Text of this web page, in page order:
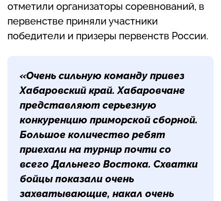
отметили организаторы соревнований, в
первенстве приняли участники
победители и призеры первенств России.
«Очень сильную команду привез
Хабаровский край. Хабаровчане
представляют серьезную
конкуренцию приморской сборной.
Большое количество ребят
приехали на турнир почти со
всего Дальнего Востока. Схватки
бойцы показали очень
захватывающие, накал очень